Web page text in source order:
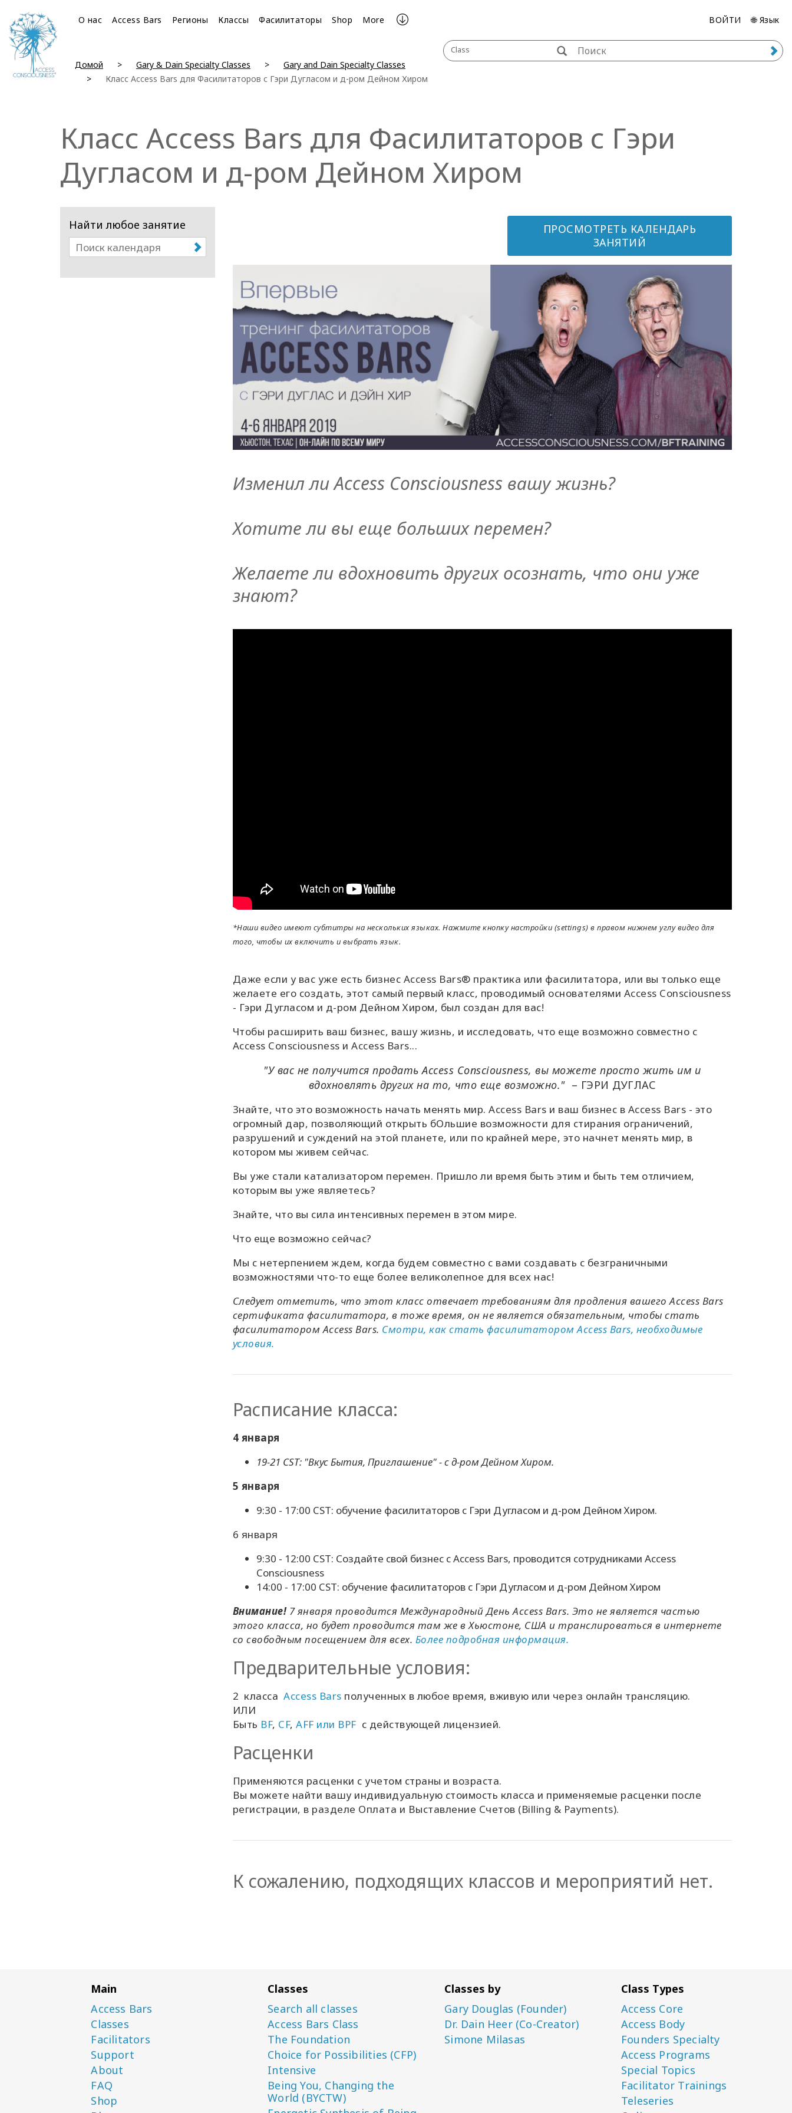
О нас Access Bars Регионы Классы Фасилитаторы Shop More ВОЙТИ 🌐 Язык
Class
Домой Gary & Dain Specialty Classes
Gary and Dain Specialty Classes
Класс Access Bars для Фасилитаторов с Гэри Дугласом и д-ром Дейном Хиром
Класс Access Bars для Фасилитаторов с Гэри
Дугласом и д-ром Дейном Хиром
Найти любое занятие
ПРОСМОТРЕТЬ КАЛЕНДАРЬ
ЗАНЯТИЙ
Изменил ли Access Consciousness вашу жизнь?
Хотите ли вы еще больших перемен?
Желаете ли вдохновить других осознать, что они уже
знают?
*Наши видео имеют субтитры на нескольких языках. Нажмите кнопку настройки (settings) в правом нижнем углу видео для
того, чтобы их включить и выбрать язык.
Даже если у вас уже есть бизнес Access Bars® практика или фасилитатора, или вы только еще
желаете его создать, этот самый первый класс, проводимый основателями Access Consciousness
- Гэри Дугласом и д-ром Дейном Хиром, был создан для вас!
Чтобы расширить ваш бизнес, вашу жизнь, и исследовать, что еще возможно совместно с
Access Consciousness и Access Bars...
"У вас не получится продать Access Consciousness, вы можете просто жить им и
вдохновлять других на то, что еще возможно." – ГЭРИ ДУГЛАС
Знайте, что это возможность начать менять мир. Access Bars и ваш бизнес в Access Bars - это
огромный дар, позволяющий открыть бОльшие возможности для стирания ограничений,
разрушений и суждений на этой планете, или по крайней мере, это начнет менять мир, в
котором мы живем сейчас.
Вы уже стали катализатором перемен. Пришло ли время быть этим и быть тем отличием,
которым вы уже являетесь?
Знайте, что вы сила интенсивных перемен в этом мире.
Что еще возможно сейчас?
Мы с нетерпением ждем, когда будем совместно с вами создавать с безграничными
возможностями что-то еще более великолепное для всех нас!
Следует отметить, что этот класс отвечает требованиям для продления вашего Access Bars
сертификата фасилитатора, в тоже время, он не является обязательным, чтобы стать
фасилитатором Access Bars. Смотри, как стать фасилитатором Access Bars, необходимые
условия.
Расписание класса:
4 января
19-21 CST: "Вкус Бытия, Приглашение" - с д-ром Дейном Хиром.
5 января
9:30 - 17:00 CST: обучение фасилитаторов с Гэри Дугласом и д-ром Дейном Хиром.
6 января
9:30 - 12:00 CST: Создайте свой бизнес с Access Bars, проводится сотрудниками Access
Consciousness
14:00 - 17:00 CST: обучение фасилитаторов с Гэри Дугласом и д-ром Дейном Хиром
Внимание!7 января проводится Международный День Access Bars. Это не является частью
этого класса, но будет проводится там же в Хьюстоне, США и транслироваться в интернете
со свободным посещением для всех. Более подробная информация.
Предварительные условия:
2 класса Access Bars полученных в любое время, вживую или через онлайн трансляцию.
ИЛИ
Быть BF, CF, AFF или BPF с действующейлицензией.
Расценки
Применяются расценки с учетом страны и возраста.
Вы можете найти вашу индивидуальную стоимость класса и применяемые расценки после
регистрации, в разделе Оплата и Выставление Счетов (Billing & Payments).
К сожалению, подходящих классов и мероприятий нет.
Main
Access Bars
Classes
Facilitators
Support
About
FAQ
Shop
Classes
Search all classes
Access Bars Class
The Foundation
Choice for Possibilities (CFP)
Intensive
Being You, Changing the
World (BYCTW)
Classes by
Gary Douglas (Founder)
Dr. Dain Heer (Co-Creator)
Simone Milasas
Class Types
Access Core
Access Body
Founders Specialty
Access Programs
Special Topics
Facilitator Trainings
Teleseries